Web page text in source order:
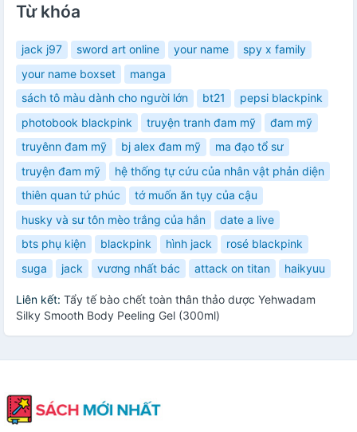
Từ khóa
jack j97 sword art online your name
spy x family
your name boxset
manga
sách tô màu dành cho người lớn
bt21
pepsi blackpink
photobook blackpink
truyện tranh đam mỹ
đam mỹ
truyênn đam mỹ
bj alex đam mỹ
ma đạo tổ sư
truyện đam mỹ
hệ thống tự cứu của nhân vật phản diện
thiên quan tứ phúc
tớ muốn ăn tụy của cậu
husky và sư tôn mèo trắng của hắn
date a live
bts phụ kiện
blackpink hình jack
rosé blackpink
suga
jack vương nhất bác attack on titan haikyuu
Liên kết: Tẩy tế bào chết toàn thân thảo dược Yehwadam
Silky Smooth Body Peeling Gel (300ml)